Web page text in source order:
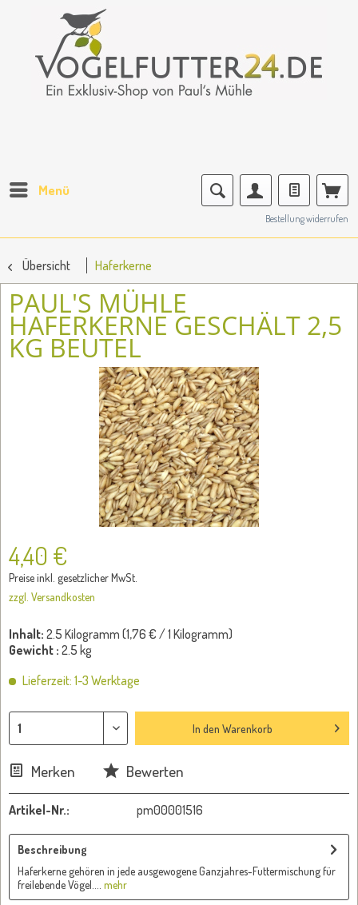
Menü
Bestellung widerrufen
Übersicht Haferkerne
PAUL'S MÜHLE
HAFERKERNE GESCHÄLT 2,5
KG BEUTEL
4,40 €
Preise inkl. gesetzlicher MwSt.
zzgl. Versandkosten
Inhalt: 2.5 Kilogramm (1,76 € / 1 Kilogramm)
Gewicht : 2.5 kg
Lieferzeit: 1-3 Werktage
In den Warenkorb
Merken Bewerten
Artikel-Nr.: pm00001516
Beschreibung
Haferkerne gehören in jede ausgewogene Ganzjahres-Futtermischung für
freilebende Vögel....
mehr